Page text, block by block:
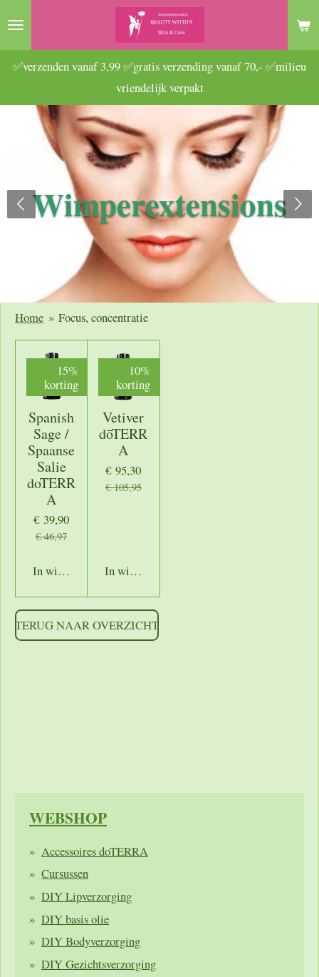
Ga
naar
hoofdinhoud
✅verzenden vanaf 3,99 ✅gratis verzending vanaf 70,- ✅milieu
vriendelijk verpakt
Wimperextensions
Home » Focus, concentratie
15%
korting
Spanish
Sage /
Spaanse
Salie
doTERR
A
€ 39,90
€ 46,97
In winkelwagen
10%
korting
Vetiver
dōTERR
A
€ 95,30
€ 105,95
In winkelwagen
TERUG NAAR OVERZICHT
WEBSHOP
Accessoires doTERRA
Cursussen
DIY Lipverzorging
DIY basis olie
DIY Bodyverzorging
DIY Gezichtsverzorging